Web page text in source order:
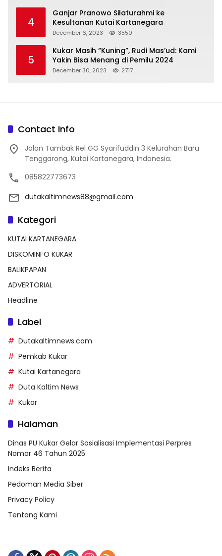
4
Ganjar Pranowo Silaturahmi ke
Kesultanan Kutai Kartanegara
December 6, 2023 3550
5
Kukar Masih “Kuning”, Rudi Mas’ud: Kami
Yakin Bisa Menang di Pemilu 2024
December 30, 2023 2717
Contact Info
Jalan Tambak Rel GG Syarifuddin 3 Kelurahan Baru
Tenggarong, Kutai Kartanegara, Indonesia.
085822773673
dutakaltimnews88@gmail.com
Kategori
KUTAI KARTANEGARA
DISKOMINFO KUKAR
BALIKPAPAN
ADVERTORIAL
Headline
Label
Dutakaltimnews.com
Pemkab Kukar
Kutai Kartanegara
Duta Kaltim News
Kukar
Halaman
Dinas PU Kukar Gelar Sosialisasi Implementasi Perpres
Nomor 46 Tahun 2025
Indeks Berita
Pedoman Media Siber
Privacy Policy
Tentang Kami